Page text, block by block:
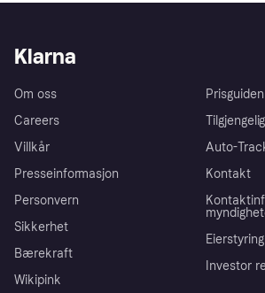
Klarna
Om oss
Careers
Villkår
Presseinformasjon
Personvern
Sikkerhet
Bærekraft
Wikipink
Auto-
Kontakt
Investor